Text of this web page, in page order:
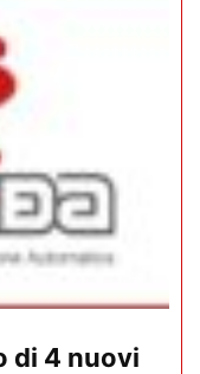
di 4 nuovi